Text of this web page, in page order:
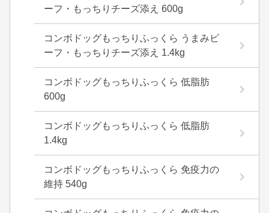
ーフ・もっちりチーズ添え 600g
コンボドッグもっちりふっくら うまみビ
ーフ・もっちりチーズ添え 1.4kg
コンボドッグもっちりふっくら 低脂肪
600g
コンボドッグもっちりふっくら 低脂肪
1.4kg
コンボドッグもっちりふっくら 免疫力の
維持 540g